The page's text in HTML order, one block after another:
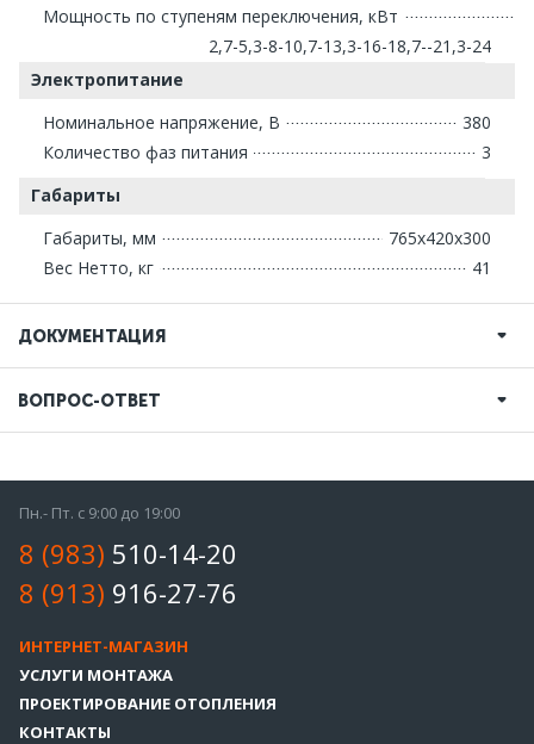
Мощность по ступеням переключения, кВт
2,7-5,3-8-10,7-13,3-16-18,7--21,3-24
Электропитание
Номинальное напряжение, В
380
Количество фаз питания
3
Габариты
Габариты, мм
765х420х300
Вес Нетто, кг
41
ДОКУМЕНТАЦИЯ
ВОПРОС-ОТВЕТ
Пн.- Пт. с 9:00 до 19:00
8 (983) 510-14-20
8 (913) 916-27-76
ИНТЕРНЕТ-МАГАЗИН
УСЛУГИ МОНТАЖА
ПРОЕКТИРОВАНИЕ ОТОПЛЕНИЯ
КОНТАКТЫ